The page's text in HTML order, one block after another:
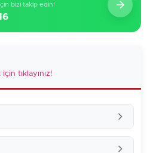
bizi takip edin!
tıklayınız!